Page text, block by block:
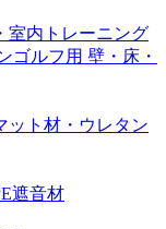
室内トレーニング
ゴルフ用 壁・床・
ット材・ウレタン
遮音材